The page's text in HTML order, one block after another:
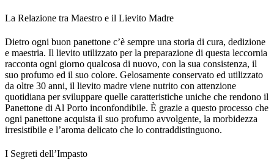
La Relazione tra Maestro e il Lievito Madre
Dietro ogni buon panettone c’è sempre una storia di cura, dedizione
e maestria. Il lievito utilizzato per la preparazione di questa leccornia
racconta ogni giorno qualcosa di nuovo, con la sua consistenza, il
suo profumo ed il suo colore. Gelosamente conservato ed utilizzato
da oltre 30 anni, il lievito madre viene nutrito con attenzione
quotidiana per sviluppare quelle caratteristiche uniche che rendono il
Panettone di Al Porto inconfondibile. È grazie a questo processo che
ogni panettone acquista il suo profumo avvolgente, la morbidezza
irresistibile e l’aroma delicato che lo contraddistinguono.
I Segreti dell’Impasto